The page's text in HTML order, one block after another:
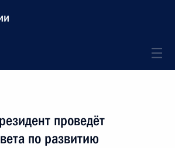
проведёт
по развитию